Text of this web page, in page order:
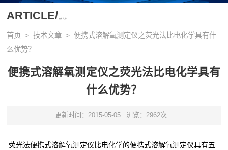
ARTICLE/ 技术文章
首页 >技术文章 > 便携式溶解氧测定仪之荧光法比电化学具有什
么优势？
便携式溶解氧测定仪之荧光法比电化学具有
什么优势？
更新时间：2015-05-05 浏览：2962次
荧光法便携式溶解氧测定仪比电化学的便携式溶解氧测定仪具有五